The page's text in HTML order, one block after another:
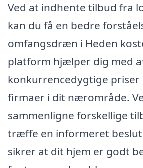
Ved at indhente tilbud fra
kan du få en bedre
omfangsdræn i Heden
platform hjælper dig med
konkurrencedygtige priser
firmaer i dit nærområde.
sammenligne forskellige
træffe en informeret
sikrer at dit hjem er godt